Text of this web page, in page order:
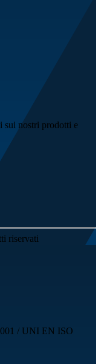
sui nostri prodotti e
riservati
/ UNI EN ISO